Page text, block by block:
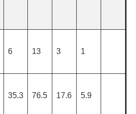
6 13 3 1
35.3 76.5 17.6 5.9